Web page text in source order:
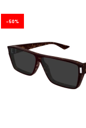
50